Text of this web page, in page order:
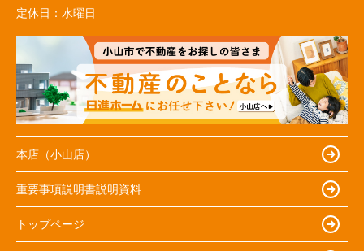
定休日： 水曜日
本店（小山店）
重要事項説明書説明資料
トップページ